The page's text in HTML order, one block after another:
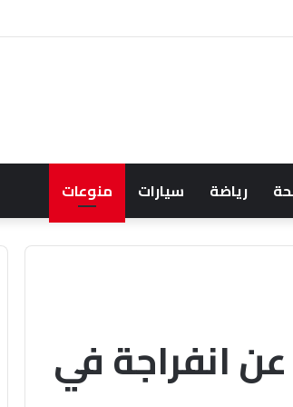
والتطورات الإقليمية والدولية
رياضة سيارات منوعات
انفراجة في